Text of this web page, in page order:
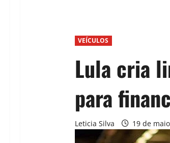
VEÍCULOS
Lula cria
para
Leticia Silva 19 de